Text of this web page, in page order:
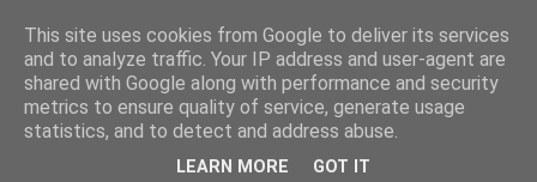
PEDAGOGICKÁ
KOMORA, ZAPSANÝ
This site uses cookies from Google to deliver its services
and to analyze traffic. Your IP address and user-agent are
shared with Google along with performance and security
metrics to ensure quality of service, generate usage
statistics, and to detect and address abuse.
LEARN MORE GOT IT